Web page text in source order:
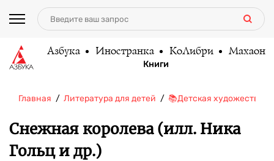
Азбука Иностранка КоЛибри Махаон
Книги
Главная Литература для детей 📚Детская
Снежная королева (илл. Ника
Гольц и др.)